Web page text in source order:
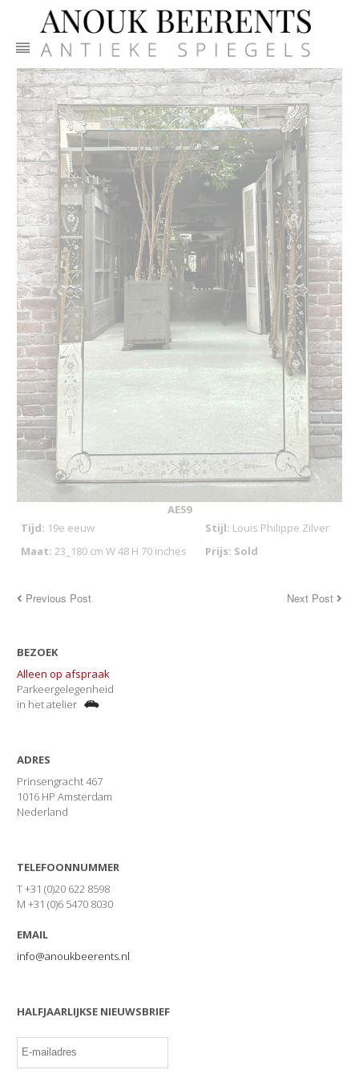
AE59
Tijd: 19e eeuw Stijl: Louis Philippe Zilver
Maat: 23_180 cm W 48 H 70 inches Prijs: Sold
Previous Post Next Post
BEZOEK
Alleen op afspraak
Parkeergelegenheid
in het atelier
ADRES
Prinsengracht 467
1016 HP Amsterdam
Nederland
TELEFOONNUMMER
T +31 (0)20 622 8598
M +31 (0)6 5470 8030
EMAIL
info@anoukbeerents.nl
HALFJAARLIJKSE NIEUWSBRIEF